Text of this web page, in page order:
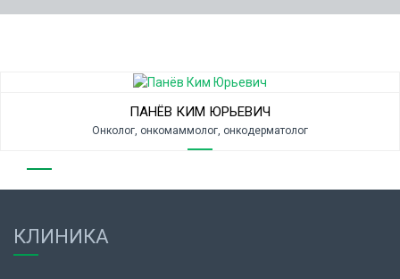
ПАНЁВ КИМ ЮРЬЕВИЧ
Онколог, онкомаммолог, онкодерматолог
КЛИНИКА